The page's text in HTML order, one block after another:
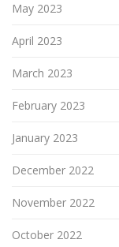
May 2023
April 2023
March 2023
February 2023
January 2023
December 2022
November 2022
October 2022